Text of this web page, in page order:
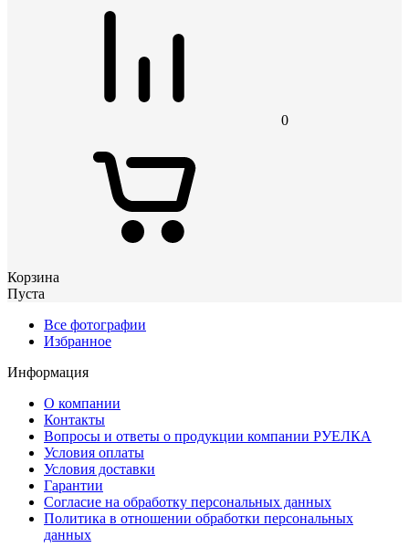
0
Корзина
Пуста
Все фотографии
Избранное
Информация
О компании
Контакты
Вопросы и ответы о продукции компании РУЕЛКА
Условия оплаты
Условия доставки
Гарантии
Согласие на обработку персональных данных
Политика в отношении обработки персональных
данных